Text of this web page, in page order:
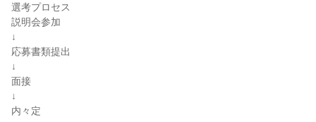
選考プロセス
説明会参加
↓
応募書類提出
↓
面接
↓
内々定